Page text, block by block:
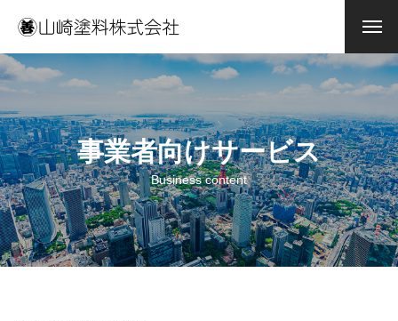
事業者向けサービス
Business content